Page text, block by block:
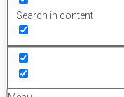
Search in content